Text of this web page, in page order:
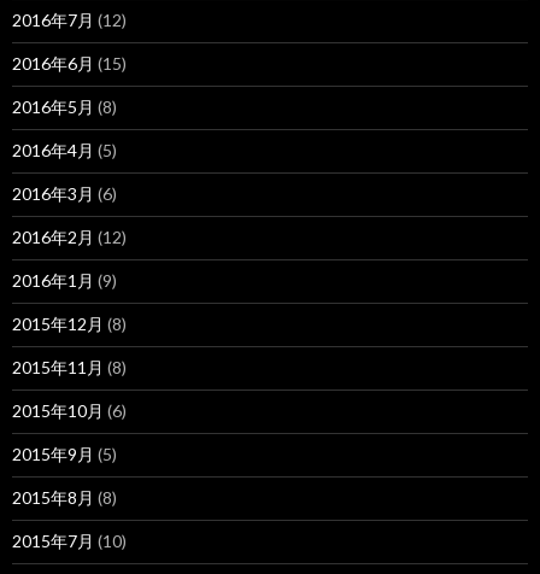
2016年7月 (12)
2016年6月 (15)
2016年5月 (8)
2016年4月 (5)
2016年3月 (6)
2016年2月 (12)
2016年1月 (9)
2015年12月 (8)
2015年11月 (8)
2015年10月 (6)
2015年9月 (5)
2015年8月 (8)
2015年7月 (10)